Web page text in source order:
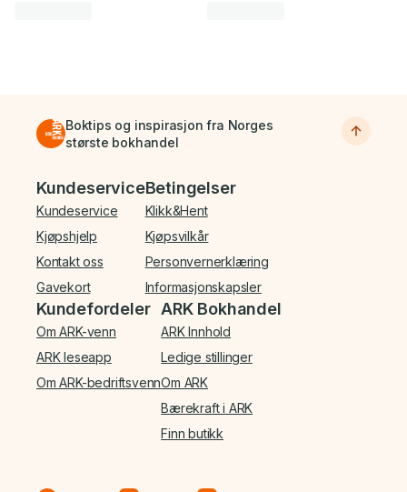
Boktips og inspirasjon fra Norges
største bokhandel
Bunnmeny
Kundeservice
Kundeservice
Kjøpshjelp
Kontakt oss
Gavekort
Betingelser
Klikk&Hent
Kjøpsvilkår
Personvernerklæring
Informasjonskapsler
Kundefordeler
Om ARK-venn
ARK leseapp
Om ARK-bedriftsvenn
ARK Bokhandel
ARK Innhold
Ledige stillinger
Om ARK
Bærekraft i ARK
Finn butikk